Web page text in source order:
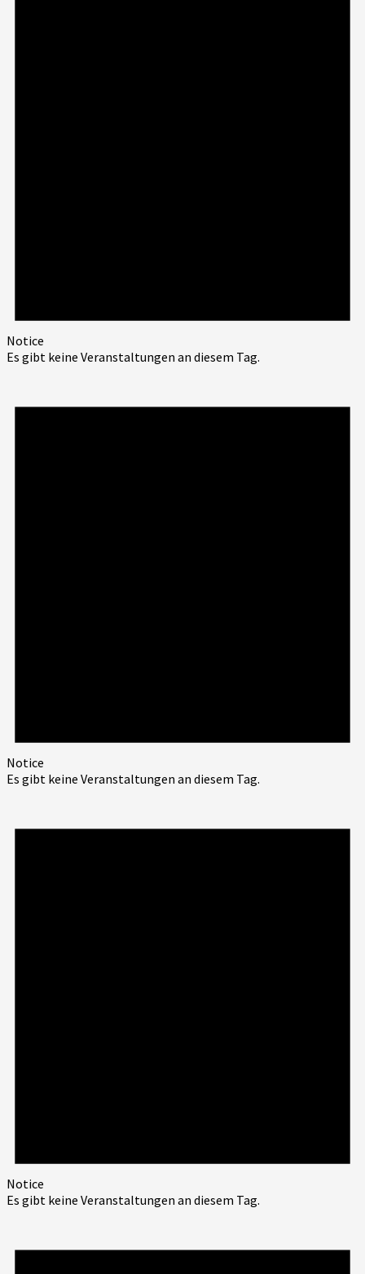
Notice
Es gibt keine Veranstaltungen an diesem Tag.
Notice
Es gibt keine Veranstaltungen an diesem Tag.
Notice
Es gibt keine Veranstaltungen an diesem Tag.